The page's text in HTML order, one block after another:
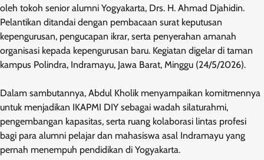
oleh tokoh senior alumni Yogyakarta, Drs. H. Ahmad Djahidin.
Pelantikan ditandai dengan pembacaan surat keputusan
kepengurusan, pengucapan ikrar, serta penyerahan amanah
organisasi kepada kepengurusan baru. Kegiatan digelar di taman
kampus Polindra, Indramayu, Jawa Barat, Minggu (24/5/2026).
Dalam sambutannya, Abdul Kholik menyampaikan komitmennya
untuk menjadikan IKAPMI DIY sebagai wadah silaturahmi,
pengembangan kapasitas, serta ruang kolaborasi lintas profesi
bagi para alumni pelajar dan mahasiswa asal Indramayu yang
pernah menempuh pendidikan di Yogyakarta.